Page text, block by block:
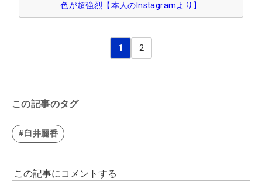
色が超強烈【本人のInstagramより】
1 2
この記事のタグ
#臼井麗香